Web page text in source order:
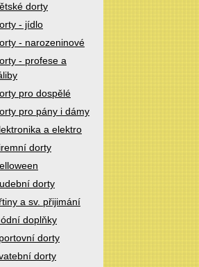
dorty
- jídlo
- narozeninové
- profese a
pro dospělé
pro pány i dámy
a elektro
dorty
dorty
a sv. přijimání
doplňky
dorty
dorty